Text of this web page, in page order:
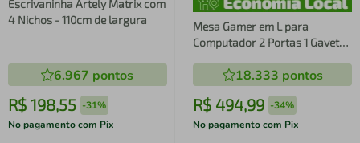
Escrivaninha Artely Matrix com
4 Nichos - 110cm de largura
6.967 pontos
R$ 198,55 -31%
No pagamento com Pix
Mesa Gamer em L para
Computador 2 Portas 1 Gaveta
18.333 pontos
R$ 494,99 -34%
No pagamento com Pix